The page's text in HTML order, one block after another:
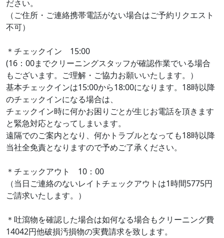
ださい。
（ご住所・ご連絡携帯電話がない場合はご予約リクエスト
不可）
＊チェックイン 15:00
(16：00までクリーニングスタッフが確認作業でいる場合
もございます。ご理解・ご協力お願いいたします。）
基本チェックインは15:00から18:00になります。18時以降
のチェックインになる場合は、
チェックイン時に何かお困りごとが生じお電話を頂きます
と緊急対応となってしまいます。
遠隔でのご案内となり、何かトラブルとなっても18時以降
当社全免責となりますので予めご了承ください。
＊チェックアウト 10：00
（当日ご連絡のないレイトチェックアウトは1時間5775円
ご請求いたします。）
＊吐瀉物を確認した場合は如何なる場合もクリーニング費
14042円他破損汚損物の実費請求を致します。